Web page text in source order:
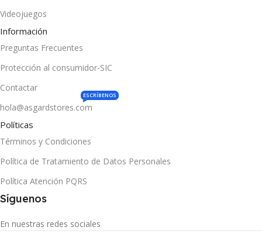
Videojuegos
Información
Preguntas Frecuentes
Protección al consumidor-SIC
Contactar
hola@asgardstores.com
ESCRÍBENOS
Políticas
Términos y Condiciones
Política de Tratamiento de Datos Personales
Política Atención PQRS
Síguenos
En nuestras redes sociales